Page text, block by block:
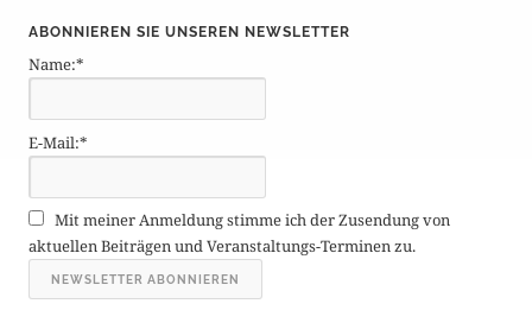
t
r
g
e
r
c
h
v
ABONNIEREN SIE UNSEREN NEWSLETTER
Name:*
E-Mail:*
Mit meiner Anmeldung stimme ich der Zusendung von
aktuellen Beiträgen und Veranstaltungs-Terminen zu.